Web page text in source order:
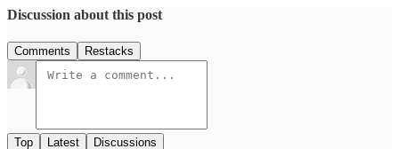
Discussion about this post
Comments Restacks
Top Latest Discussions